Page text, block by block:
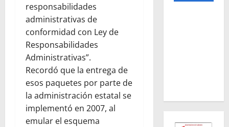
responsabilidades
administrativas de
conformidad con Ley de
Responsabilidades
Administrativas”.
Recordó que la entrega de
esos paquetes por parte de
la administración estatal se
implementó en 2007, al
emular el esquema